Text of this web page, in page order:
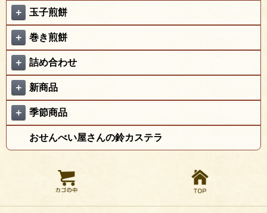
＋ 玉子煎餅
＋ 巻き煎餅
＋ 詰め合わせ
＋ 新商品
＋ 季節商品
おせんべい屋さんの鈴カステラ